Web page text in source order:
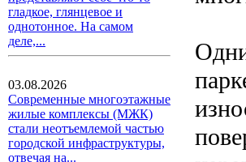
гладкое, глянцевое и
однотонное. На самом
деле,...
03.08.2026
Современные многоэтажные
жилые комплексы (МЖК)
стали неотъемлемой частью
городской инфраструктуры,
отвечая на...